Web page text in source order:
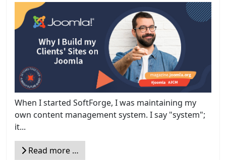
When I started SoftForge, I was maintaining my
own content management system. I say "system";
it...
Read more …